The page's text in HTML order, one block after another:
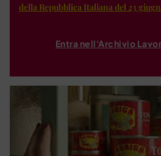
della Repubblica Italiana del 23
Entra nell'Archivio